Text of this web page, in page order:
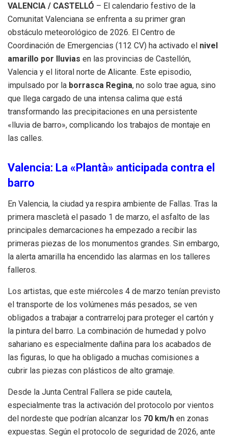
VALENCIA / CASTELLÓ – El calendario festivo de la
Comunitat Valenciana se enfrenta a su primer gran
obstáculo meteorológico de 2026. El Centro de
Coordinación de Emergencias (112 CV) ha activado el nivel
amarillo por lluvias en las provincias de Castellón,
Valencia y el litoral norte de Alicante. Este episodio,
impulsado por la borrasca Regina, no solo trae agua, sino
que llega cargado de una intensa calima que está
transformando las precipitaciones en una persistente
«lluvia de barro», complicando los trabajos de montaje en
las calles.
Valencia: La «Plantà» anticipada contra el
barro
En Valencia, la ciudad ya respira ambiente de Fallas. Tras la
primera mascletà el pasado 1 de marzo, el asfalto de las
principales demarcaciones ha empezado a recibir las
primeras piezas de los monumentos grandes. Sin embargo,
la alerta amarilla ha encendido las alarmas en los talleres
falleros.
Los artistas, que este miércoles 4 de marzo tenían previsto
el transporte de los volúmenes más pesados, se ven
obligados a trabajar a contrarreloj para proteger el cartón y
la pintura del barro. La combinación de humedad y polvo
sahariano es especialmente dañina para los acabados de
las figuras, lo que ha obligado a muchas comisiones a
cubrir las piezas con plásticos de alto gramaje.
Desde la Junta Central Fallera se pide cautela,
especialmente tras la activación del protocolo por vientos
del nordeste que podrían alcanzar los 70 km/h en zonas
expuestas. Según el protocolo de seguridad de 2026, ante